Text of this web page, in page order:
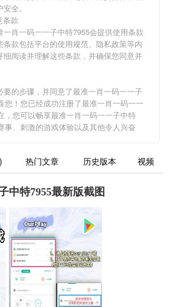
全。
条款
一肖一码一一子中特7955会提供使用条款
款包括平台的使用规范、隐私政策等内
阅读并理解这些条款，并确保您同意并
的步骤，并同意了最准一肖一码一一子
您！您已经成功注册了最准一肖一码一一
，您可以畅享最准一肖一码一一子中特
事、刺激的游戏体验以及其他令人兴奋
热门文章 历史版本 视频
中特7955最新版截图